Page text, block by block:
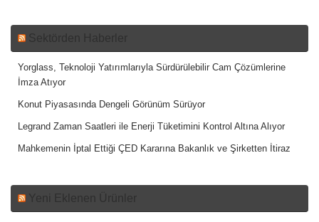
Sektörden Haberler
Yorglass, Teknoloji Yatırımlarıyla Sürdürülebilir Cam Çözümlerine
İmza Atıyor
Konut Piyasasında Dengeli Görünüm Sürüyor
Legrand Zaman Saatleri ile Enerji Tüketimini Kontrol Altına Alıyor
Mahkemenin İptal Ettiği ÇED Kararına Bakanlık ve Şirketten İtiraz
Yeni Eklenen Ürünler